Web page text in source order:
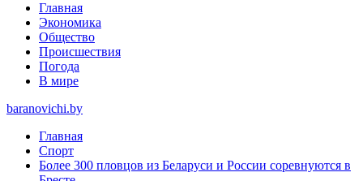
Главная
Экономика
Общество
Происшествия
Погода
В мире
baranovichi.by
Главная
Спорт
Более 300 пловцов из Беларуси и России соревнуются в